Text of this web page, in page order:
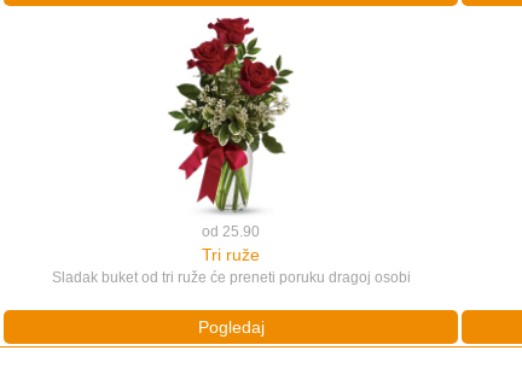
od 25.90
Tri ruže
Sladak buket od tri ruže će preneti poruku dragoj osobi
Pogledaj